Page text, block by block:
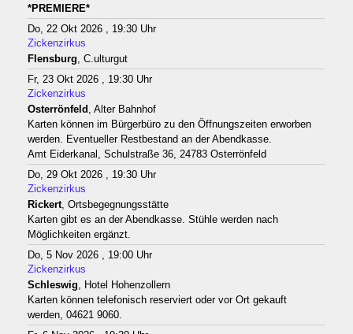
*PREMIERE*
Do, 22 Okt 2026 , 19:30 Uhr
Zickenzirkus
Flensburg, C.ulturgut
Fr, 23 Okt 2026 , 19:30 Uhr
Zickenzirkus
Osterrönfeld , Alter Bahnhof
Karten können im Bürgerbüro zu den Öffnungszeiten erworben
werden. Eventueller Restbestand an der Abendkasse.
Amt Eiderkanal, Schulstraße 36, 24783 Osterrönfeld
Do, 29 Okt 2026 , 19:30 Uhr
Zickenzirkus
Rickert, Ortsbegegnungsstätte
Karten gibt es an der Abendkasse. Stühle werden nach
Möglichkeiten ergänzt.
Do, 5 Nov 2026 , 19:00 Uhr
Zickenzirkus
Schleswig, Hotel Hohenzollern
Karten können telefonisch reserviert oder vor Ort gekauft
werden, 04621 9060.